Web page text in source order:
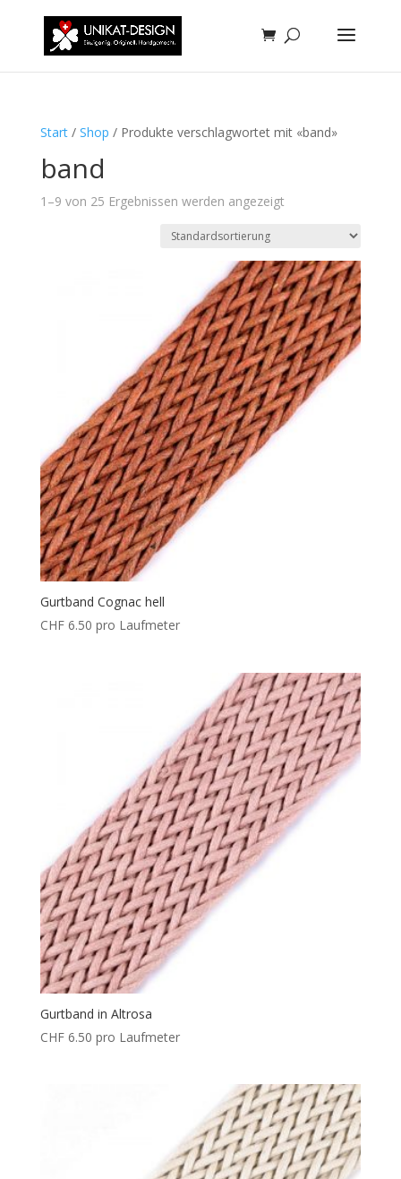
Start/ Shop / Produkte verschlagwortet mit «band»
band
1–9 von 25 Ergebnissen werden angezeigt
Gurtband Cognac hell
CHF6.50 pro Laufmeter
Gurtband in Altrosa
CHF6.50 pro Laufmeter